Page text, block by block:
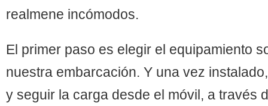
realmene incómodos.
El primer paso es elegir el equipamiento
nuestra embarcación. Y una vez
y seguir la carga desde el móvil, a través